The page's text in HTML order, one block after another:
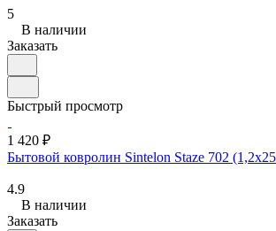
5
В наличии
Заказать
Быстрый просмотр
1 420 ₽
Бытовой ковролин Sintelon Staze 702
4.9
В наличии
Заказать